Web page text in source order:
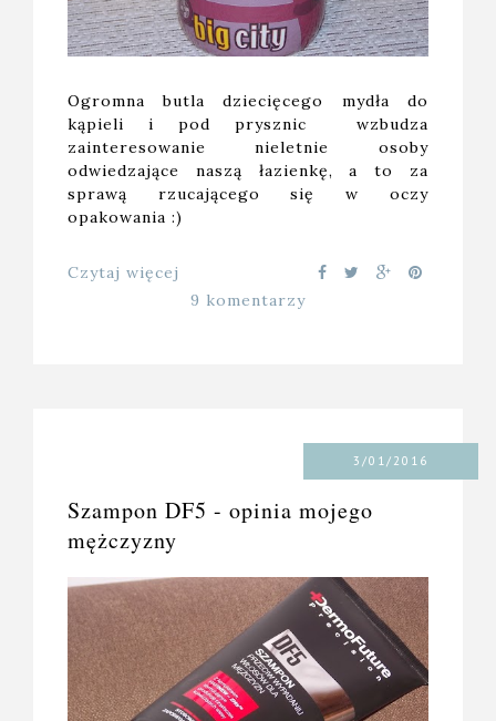
Ogromna butla dziecięcego mydła do
kąpieli i pod prysznic wzbudza
zainteresowanie nieletnie osoby
odwiedzające naszą łazienkę, a to za
sprawą rzucającego się w oczy
opakowania :)
Czytaj więcej
9 komentarzy
3/01/2016
Szampon DF5 - opinia mojego
mężczyzny